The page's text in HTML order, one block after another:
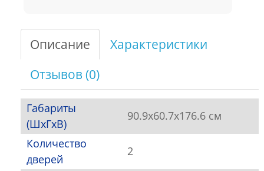
Описание
Характеристики
Отзывов (0)
Габариты
(ШxГxВ)
90.9x60.7x176.6 см
Количество
дверей
2